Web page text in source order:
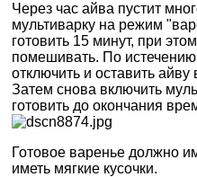
Через час айва пустит
мультиварку на режим
готовить 15 минут, при
помешивать. По
отключить и оставить айву
Затем снова включить
готовить до окончания
Готовое варенье должно
иметь мягкие кусочки.